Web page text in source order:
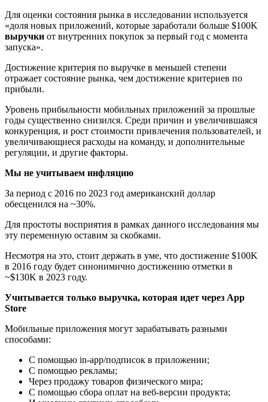
Для оценки состояния рынка в исследовании используется
«доля новых приложений, которые заработали больше $100K
выручки от внутренних покупок за первый год с момента
запуска».
Достижение критерия по выручке в меньшей степени
отражает состояние рынка, чем достижение критериев по
прибыли.
Уровень прибыльности мобильных приложений за прошлые
годы существенно снизился. Среди причин и увеличившаяся
конкуренция, и рост стоимости привлечения пользователей, и
увеличивающиеся расходы на команду, и дополнительные
регуляции, и другие факторы.
Мы не учитываем инфляцию
За период с 2016 по 2023 год американский доллар
обесценился на ~30%.
Для простоты восприятия в рамках данного исследования мы
эту переменную оставим за скобками.
Несмотря на это, стоит держать в уме, что достижение $100K
в 2016 году будет синонимично достижению отметки в
~$130K в 2023 году.
Учитывается только выручка, которая идет через App
Store
Мобильные приложения могут зарабатывать разными
способами:
С помощью in-app/подписок в приложении;
С помощью рекламы;
Через продажу товаров физического мира;
С помощью сбора оплат на веб-версии продукта;